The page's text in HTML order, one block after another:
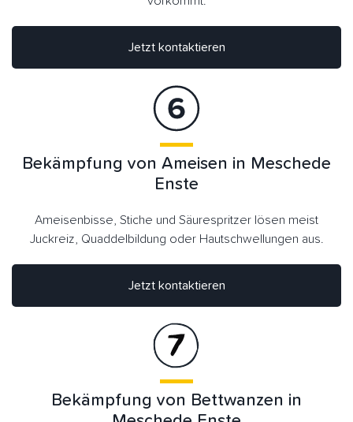
Jetzt kontaktieren
Jetzt kontaktieren
Bekämpfung von Ameisen in Meschede
Enste
Ameisenbisse, Stiche und Säurespritzer lösen meist
Juckreiz, Quaddelbildung oder Hautschwellungen aus.
Bekämpfung von Bettwanzen in